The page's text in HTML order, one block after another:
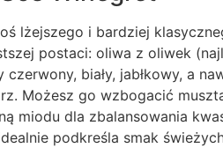
lżejszego i bardziej
postaci: oliwa z oliwek
czerwony, biały, jabłkowy, a
Możesz go wzbogacić
miodu dla zbalansowania
podkreśla smak